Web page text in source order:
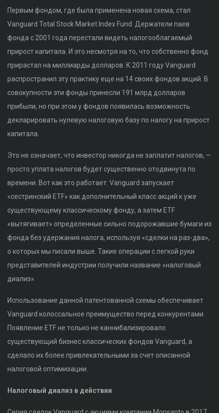
Первым фондом, где была применена новая схема, стал
Vanguard Total Stock Market Index Fund. Держатели паев
фонда с 2001 года перестали видеть налогооблагаемый
прирост капитала. И это несмотря на то, что собственно фонд
прирастал на миллиарды долларов. К 2011 году Vanguard
распространил эту практику еще на 14 своих фондов акций. В
совокупности эти фонды принесли 191 млрд долларов
прибыли, но при этом у фондов появилась возможность
декларировать нулевую налоговую базу по налогу на прирост
капитала.
Это не означает, что инвестор никогда не заплатит налогов, —
просто уплата налогов будет существенно отодвинута по
времени. Вот как это работает: Vanguard запускает
«сестринский ETF» как дополнительный класс акций к уже
существующему классическому фонду, а затем ETF
«вытягивает» определенные сильно подорожавшие бумаги из
фонда без удержания налога, используя «сделки на раз-два»,
о которых мы писали выше. Такие операции с легкой руки
представителей индустрии получили название «налоговый
диализ».
Использование данной патентованной схемы обеспечивает
Vanguard колоссальное преимущество перед конкурентами.
Появление ETF не только не каннибализировало
существующий бизнес классических фондов Vanguard, а
сделало их более привлекательными за счет описанной
налоговой оптимизации.
Налоговый диализ в действии